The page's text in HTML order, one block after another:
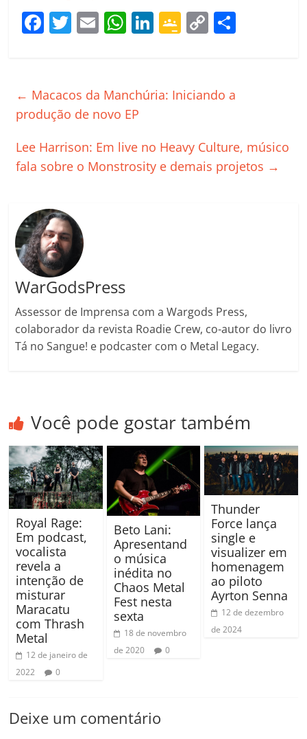
F
e
b
o
k
T
er
E
l
W
s
A
p
Li
e
G
gl
a
ss
C
y
k h
ar
← Macacos da Manchúria: Iniciando a
produção de novo EP
Lee Harrison: Em live no Heavy Culture, músico
fala sobre o Monstrosity e demais projetos →
WarGodsPress
Assessor de Imprensa com a Wargods Press,
colaborador da revista Roadie Crew, co-autor do livro
Tá no Sangue! e podcaster com o Metal Legacy.
Você pode gostar também
Royal Rage:
Em podcast,
vocalista
revela a
intenção de
misturar
Maracatu
com Thrash
Metal
12 de janeiro de
2022
0
Beto Lani:
Apresentand
o música
inédita no
Chaos Metal
Fest nesta
sexta
18 de novembro
de 2020
0
Thunder
Force lança
single e
visualizer em
homenagem
ao piloto
Ayrton Senna
12 de dezembro
de 2024
Deixe um comentário